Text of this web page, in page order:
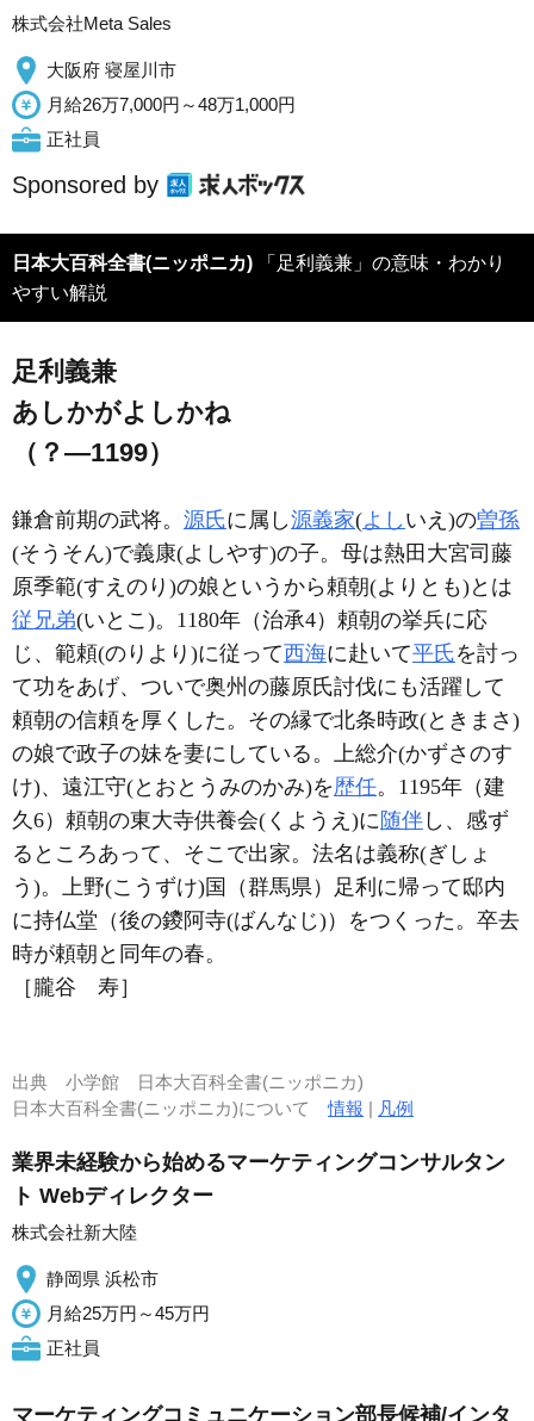
株式会社Meta Sales
大阪府 寝屋川市
月給26万7,000円～48万1,000円
正社員
Sponsored by
日本大百科全書(ニッポニカ) 「足利義兼」の意味・わかり
やすい解説
足利義兼
あしかがよしかね
（？―1199）
鎌倉前期の武将。 源氏に属し源義家(よし いえ)の曽孫
(そうそん)で義康(よしやす)の子。母は熱田大宮司藤
原季範(すえのり)の娘というから頼朝(よりとも)とは
従兄弟(いとこ)。1180年（治承4）頼朝の挙兵に応
じ、範頼(のりより)に従って西海に赴いて平氏を討っ
て功をあげ、ついで奥州の藤原氏討伐にも活躍して
頼朝の信頼を厚くした。その縁で北条時政(ときまさ)
の娘で政子の妹を妻にしている。上総介(かずさのす
け)、遠江守(とおとうみのかみ)を歴任。1195年（建
久6）頼朝の東大寺供養会(くようえ)に随伴 し、感ず
るところあって、そこで出家。法名は義称(ぎしょ
う)。上野(こうずけ)国（群馬県）足利に帰って邸内
に持仏堂（後の鑁阿寺(ばんなじ)）をつくった。卒去
時が頼朝と同年の春。
［朧谷 寿］
出典 小学館 日本大百科全書(ニッポニカ)
日本大百科全書(ニッポニカ)について情報 | 凡例
業界未経験から始めるマーケティングコンサルタン
ト Webディレクター
株式会社新大陸
静岡県 浜松市
月給25万円～45万円
正社員
マーケティングコミュニケーション部長候補/インタ